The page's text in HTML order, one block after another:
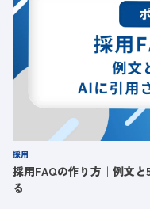
採用
採用FAQの作り方｜例文
る